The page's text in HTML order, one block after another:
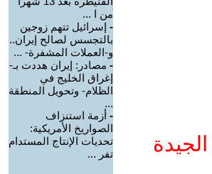
من ا ...
- إسرائيل تتهم زوجين
بالتجسس لصالح إيران..
و-العملات المشفرة- ...
- مصادر: إيران هددت بـ-
إغراق الخليج في
الظلام- وتحويل المنطقة
...
- أزمة استنزاف
الصواريخ الأمريكية:
تحديات الإنتاج المستدام
تفر ...